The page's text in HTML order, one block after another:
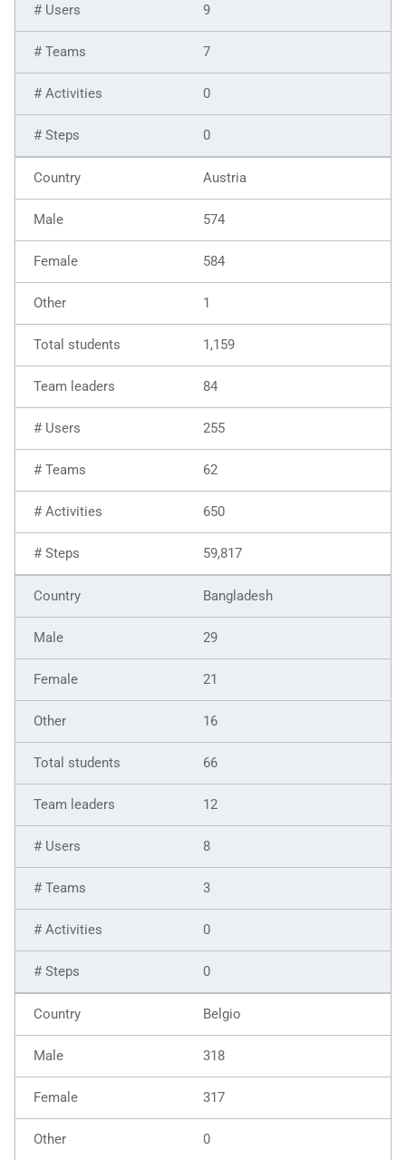
9
7
0
0
Austria
574
584
1
1,159
84
255
62
650
59,817
Bangladesh
29
21
16
66
12
8
3
0
0
Belgio
318
317
0